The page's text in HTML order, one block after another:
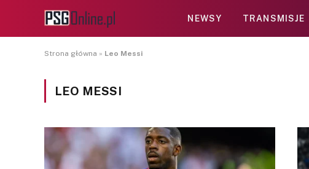
NEWSY TRANSMISJE
Strona główna » Leo Messi
LEO MESSI